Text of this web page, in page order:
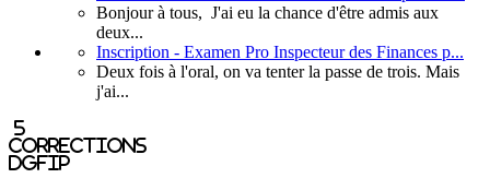
Bonjour à tous, J'ai eu la chance d'être admis aux
deux...
Inscription - Examen Pro Inspecteur des Finances p...
Deux fois à l'oral, on va tenter la passe de trois. Mais
j'ai...
5
corrections
DGFIP